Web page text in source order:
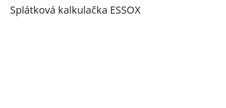
Splátková kalkulačka ESSOX